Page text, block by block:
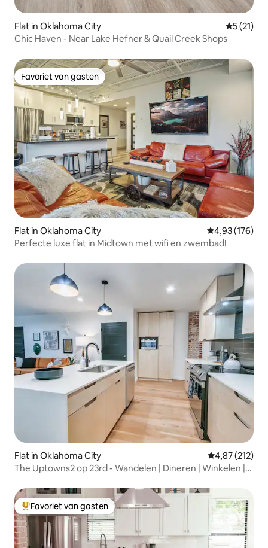
Flat in Oklahoma City
5 (21)
Chic Haven - Near Lake Hefner & Quail Creek Shops
Favoriet van gasten
Favoriet van gasten
Flat in Oklahoma City Gemiddelde
4,93 (176)
Perfecte luxe flat in Midtown met wifi en zwembad!
Flat in Oklahoma City Gemiddelde
4,87 (212)
The Uptowns2 op 23rd - Wandelen | Dineren | Winkelen |
Topfavoriet van gasten
Favoriet van gasten